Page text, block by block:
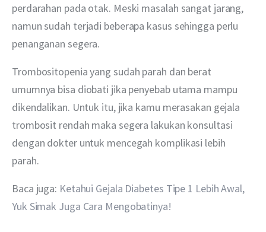
perdarahan pada otak. Meski masalah sangat jarang,
namun sudah terjadi beberapa kasus sehingga perlu
penanganan segera.
Trombositopenia yang sudah parah dan berat
umumnya bisa diobati jika penyebab utama mampu
dikendalikan. Untuk itu, jika kamu merasakan gejala
trombosit rendah maka segera lakukan konsultasi
dengan dokter untuk mencegah komplikasi lebih
parah.
Baca juga: Ketahui Gejala Diabetes Tipe 1 Lebih Awal,
Yuk Simak Juga Cara Mengobatinya!